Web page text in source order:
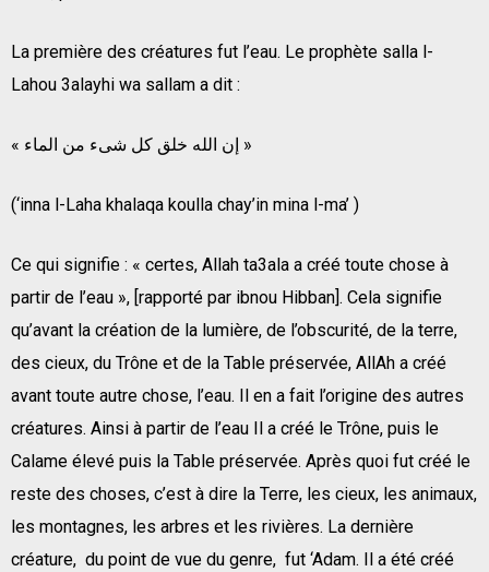
La première des créatures fut l’eau. Le prophète salla l-
Lahou 3alayhi wa sallam a dit :
« إن الله خلق كل شىء من الماء »
(‘inna l-Laha khalaqa koulla chay’in mina l-ma’ )
Ce qui signifie : « certes, Allah ta3ala a créé toute chose à
partir de l’eau », [rapporté par ibnou Hibban]. Cela signifie
qu’avant la création de la lumière, de l’obscurité, de la terre,
des cieux, du Trône et de la Table préservée, AllAh a créé
avant toute autre chose, l’eau. Il en a fait l’origine des autres
créatures. Ainsi à partir de l’eau Il a créé le Trône, puis le
Calame élevé puis la Table préservée. Après quoi fut créé le
reste des choses, c’est à dire la Terre, les cieux, les animaux,
les montagnes, les arbres et les rivières. La dernière
créature, du point de vue du genre, fut ‘Adam. Il a été créé